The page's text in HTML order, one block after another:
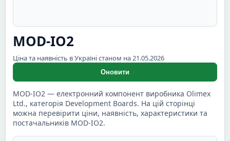
MOD-IO2
Ціна та наявність в Україні станом на 21.05.2026
Оновити
MOD-IO2 — електронний компонент виробника Olimex
Ltd., категорія Development Boards. На цій сторінці
можна перевірити ціни, наявність, характеристики та
постачальників MOD-IO2.